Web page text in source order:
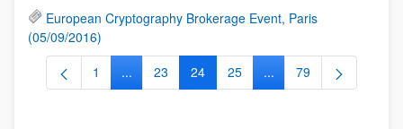
European Cryptography Brokerage Event, Paris
(05/09/2016)
Página
1 ...Páginas intermedias Use TAB para desplazarse.
Página
23 Página
24 Página
25 ...Páginas intermedias
Página
79